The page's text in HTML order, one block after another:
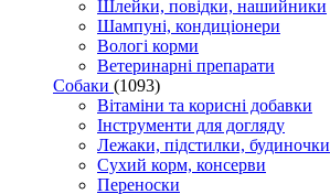
Шлейки, повідки, нашийники
Шампуні, кондиціонери
Вологі корми
Ветеринарні препарати
Собаки (1093)
Вітаміни та корисні добавки
Інструменти для догляду
Лежаки, підстилки, будиночки
Сухий корм, консерви
Переноски